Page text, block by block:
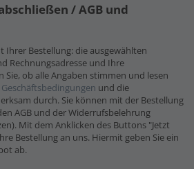
/ AGB und
Ihrer Bestellung: die ausgewählten
Rechnungsadresse und Ihre
ob alle Angaben stimmen und lesen
und die
durch. Sie können mit der Bestellung
AGB und der Widerrufsbelehrung
Mit dem Anklicken des Buttons "Jetzt
Bestellung an uns. Hiermit geben Sie ein
ab.